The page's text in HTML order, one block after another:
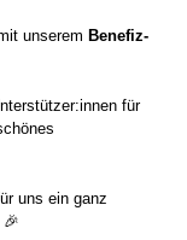
unserem Benefiz-
für
uns ein ganz